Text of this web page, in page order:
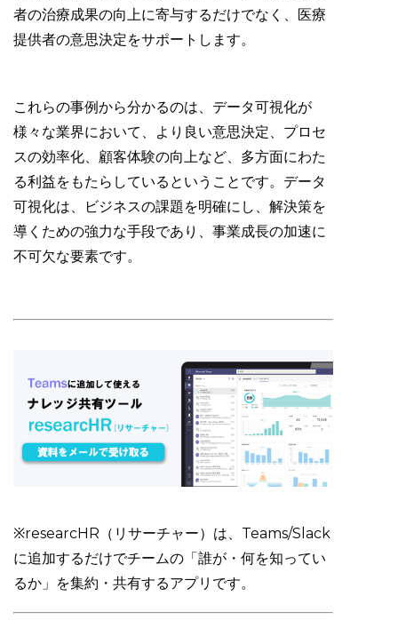
者の治療成果の向上に寄与するだけでなく、医療
提供者の意思決定をサポートします。
これらの事例から分かるのは、データ可視化が
様々な業界において、より良い意思決定、プロセ
スの効率化、顧客体験の向上など、多方面にわた
る利益をもたらしているということです。データ
可視化は、ビジネスの課題を明確にし、解決策を
導くための強力な手段であり、事業成長の加速に
不可欠な要素です。
※researcHR（リサーチャー）は、Teams/Slack
に追加するだけでチームの「誰が・何を知ってい
るか」を集約・共有するアプリです。